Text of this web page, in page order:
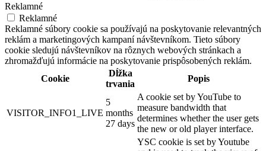
Reklamné
Reklamné
Reklamné súbory cookie sa používajú na poskytovanie relevantných
reklám a marketingových kampaní návštevníkom. Tieto súbory
cookie sledujú návštevníkov na rôznych webových stránkach a
zhromažďujú informácie na poskytovanie prispôsobených reklám.
Cookie
Dĺžka
trvania
Popis
VISITOR_INFO1_LIVE
5
months
27 days
A cookie set by YouTube to
measure bandwidth that
determines whether the user gets
the new or old player interface.
YSC cookie is set by Youtube